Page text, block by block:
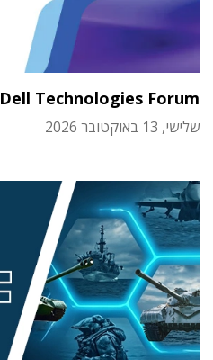
Dell Technologies Forum
שלישי, 13 באוקטובר 2026